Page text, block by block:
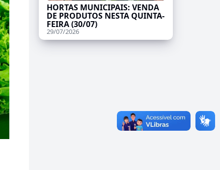
HORTAS MUNICIPAIS: VENDA
DE PRODUTOS NESTA QUINTA-
FEIRA (30/07)
29/07/2026